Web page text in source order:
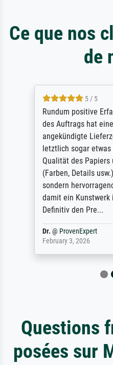
Ce que nos
de
5 / 5
Rundum positive
des Auftrags hat
angekündigte
letztlich sogar
Qualität des Papiers
(Farben, Details
sondern
damit ein Kunstwerk
Definitiv den Pre...
Dr. @ ProvenExpert
February 3, 2026
Questions
posées sur